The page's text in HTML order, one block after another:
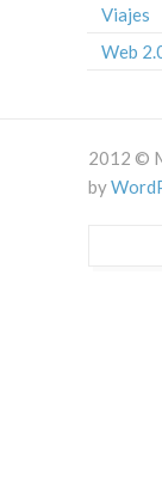
Viajes
Web
2012 ©
by